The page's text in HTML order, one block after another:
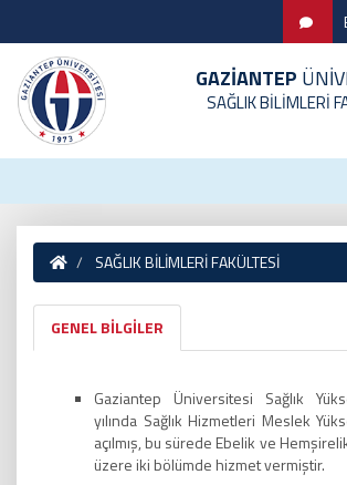
GAZİANTEP
SAĞLIK BİLİMLERİ
SAĞLIK BİLİMLERİ FAKÜLTESİ
GENEL BİLGİLER
Gaziantep Üniversitesi Sağlık
yılında Sağlık Hizmetleri Meslek
açılmış, bu sürede Ebelik ve
üzere iki bölümde hizmet vermiştir.